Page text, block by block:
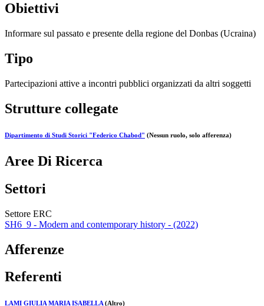
Obiettivi
Informare sul passato e presente della regione del Donbas (Ucraina)
Tipo
Partecipazioni attive a incontri pubblici organizzati da altri soggetti
Strutture collegate
Dipartimento di Studi Storici "Federico Chabod" (Nessun ruolo, solo afferenza)
Aree Di Ricerca
Settori
Settore ERC
SH6_9 - Modern and contemporary history - (2022)
Afferenze
Referenti
LAMI GIULIA MARIA ISABELLA(Altro)